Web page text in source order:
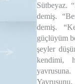
Sütbeyaz.
demiş.
demiş.
güçlüyüm
şeyler
kendimi,